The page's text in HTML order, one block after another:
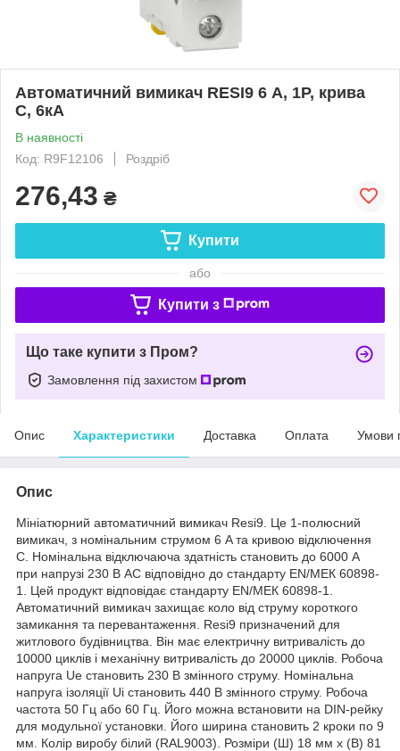
Автоматичний вимикач RESI9 6 А, 1P, крива
С, 6кА
В наявності
Код: R9F12106
Роздріб
276,43 ₴
Купити
або
Купити з
Що таке купити з Пром?
Замовлення під захистом
Опис Характеристики Доставка Оплата Умови
Опис
Мініатюрний автоматичний вимикач Resi9. Це 1-полюсний
вимикач, з номінальним струмом 6 A та кривою відключення
С. Номінальна відключаюча здатність становить до 6000 А
при напрузі 230 В АС відповідно до стандарту EN/МЕК 60898-
1. Цей продукт відповідає стандарту EN/МЕК 60898-1.
Автоматичний вимикач захищає коло від струму короткого
замикання та перевантаження. Resi9 призначений для
житлового будівництва. Він має електричну витривалість до
10000 циклів і механічну витривалість до 20000 циклів. Робоча
напруга Ue становить 230 В змінного струму. Номінальна
напруга ізоляції Ui становить 440 В змінного струму. Робоча
частота 50 Гц або 60 Гц. Його можна встановити на DIN-рейку
для модульної установки. Його ширина становить 2 кроки по 9
мм. Колір виробу білий (RAL9003). Розміри (Ш) 18 мм х (В) 81